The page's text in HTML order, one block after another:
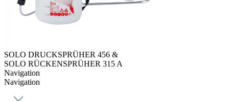
SOLO DRUCKSPRÜHER 456 &
SOLO RÜCKENSPRÜHER 315 A
Navigation
Navigation